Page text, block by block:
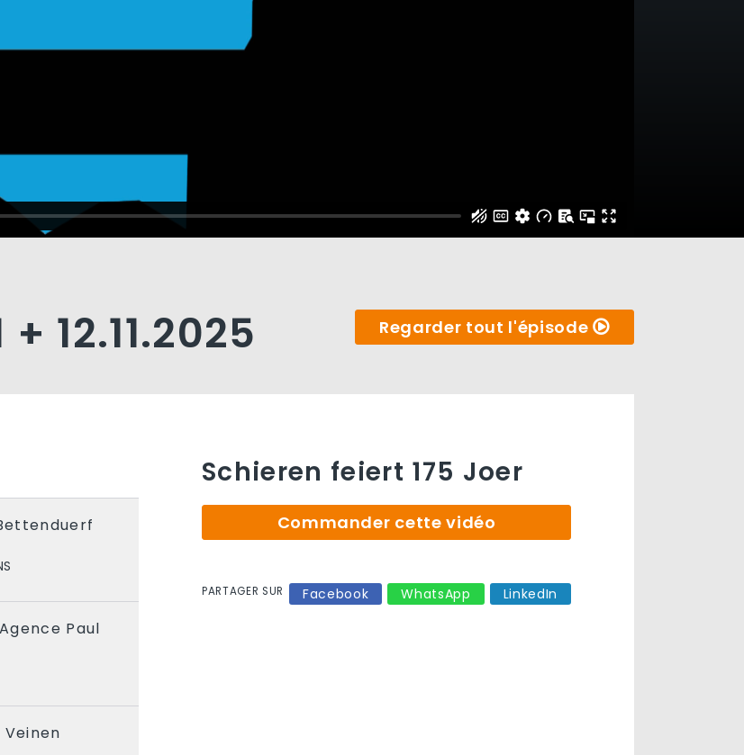
12.11.2025 Regarder tout l'épisode
Paul
Schieren feiert 175 Joer
Commander cette vidéo
PARTAGER SUR Facebook WhatsApp LinkedIn